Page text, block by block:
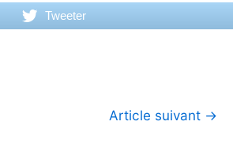
Tweeter
Article suivant →